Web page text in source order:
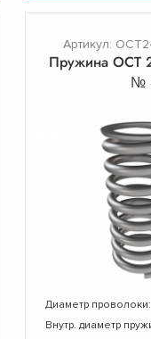
Артикул:
Пружина ОСТ
№
Диаметр проволоки:
Внутр. диаметр